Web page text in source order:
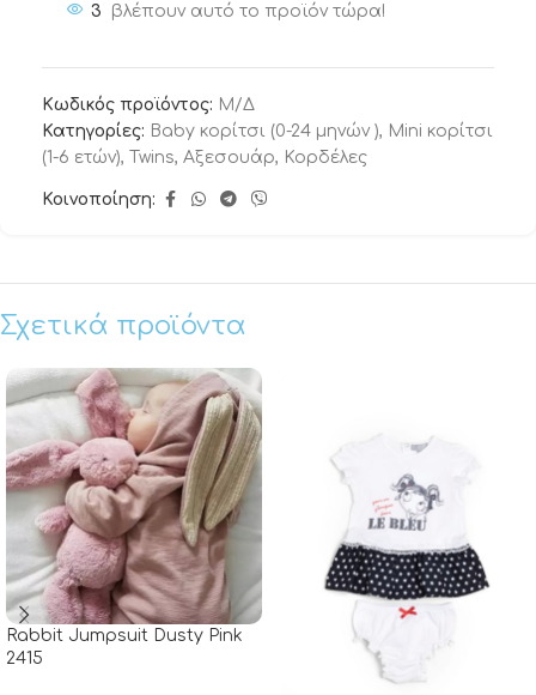
3 βλέπουν αυτό το προϊόν τώρα!
Κωδικός προϊόντος: Μ/Δ
Κατηγορίες: Baby κορίτσι (0-24 μηνών ), Mini κορίτσι
(1-6 ετών), Twins, Αξεσουάρ, Κορδέλες
Κοινοποίηση:
Σχετικά προϊόντα
Rabbit Jumpsuit Dusty Pink
2415